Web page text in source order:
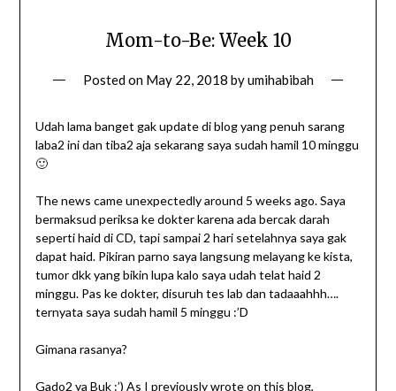
Mom-to-Be: Week 10
Posted on May 22, 2018 byumihabibah
Udah lama banget gak update di blog yang penuh sarang
laba2 ini dan tiba2 aja sekarang saya sudah hamil 10 minggu
🙂
The news came unexpectedly around 5 weeks ago. Saya
bermaksud periksa ke dokter karena ada bercak darah
seperti haid di CD, tapi sampai 2 hari setelahnya saya gak
dapat haid. Pikiran parno saya langsung melayang ke kista,
tumor dkk yang bikin lupa kalo saya udah telat haid 2
minggu. Pas ke dokter, disuruh tes lab dan tadaaahhh….
ternyata saya sudah hamil 5 minggu :’D
Gimana rasanya?
Gado2 ya Buk :’) As I previously wrote on this blog,